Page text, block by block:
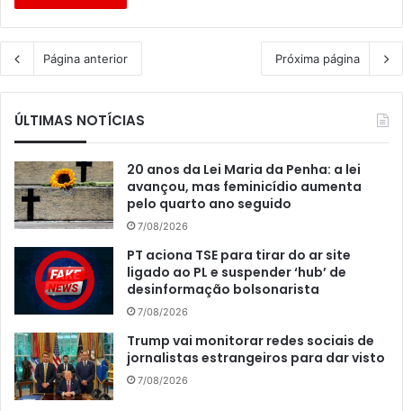
Página anterior Próxima página
ÚLTIMAS NOTÍCIAS
20 anos da Lei Maria da Penha: a lei
avançou, mas feminicídio aumenta
pelo quarto ano seguido
7/08/2026
PT aciona TSE para tirar do ar site
ligado ao PL e suspender ‘hub’ de
desinformação bolsonarista
7/08/2026
Trump vai monitorar redes sociais de
jornalistas estrangeiros para dar visto
7/08/2026